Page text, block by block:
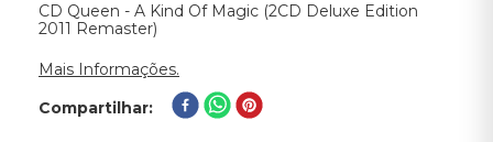
CD Queen - A Kind Of Magic (2CD Deluxe Edition
2011 Remaster)
Mais Informações.
Compartilhar